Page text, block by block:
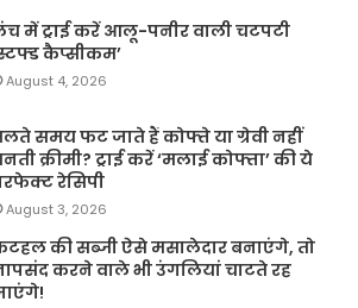
में ट्राई करें आलू-पनीर वाली चटपटी
कैप्सीकम’
August 4, 2026
समय फट जाते हैं कोफ्ते या ग्रेवी नहीं
क्रीमी? ट्राई करें ‘मलाई कोफ्ता’ की ये
रेसिपी
August 3, 2026
की सब्जी ऐसे मसालेदार बनाएंगे, तो
करने वाले भी उंगलियां चाटते रह